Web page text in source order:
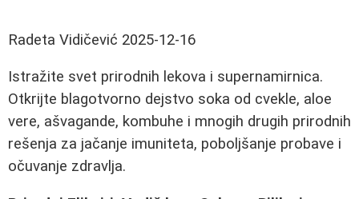
Radeta Vidičević 2025-12-16
Istražite svet prirodnih lekova i supernamirnica.
Otkrijte blagotvorno dejstvo soka od cvekle, aloe
vere, ašvagande, kombuhe i mnogih drugih prirodnih
rešenja za jačanje imuniteta, poboljšanje probave i
očuvanje zdravlja.